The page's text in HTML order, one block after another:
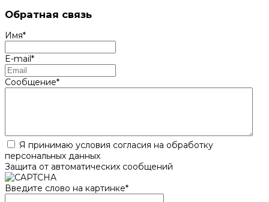
Обратная связь
Имя*
E-mail*
Сообщение*
Я принимаю условия согласия на обработку
персональных данных
Защита от автоматических сообщений
Введите слово на картинке*